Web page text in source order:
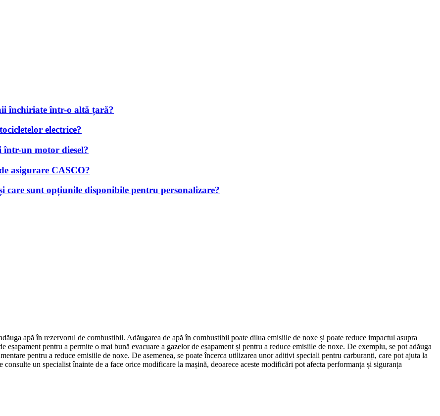
închiriate într-o altă țară?
electrice?
într-un motor diesel?
asigurare CASCO?
care sunt opțiunile disponibile pentru personalizare?
apă în rezervorul de combustibil. Adăugarea de apă în combustibil poate dilua emisiile de noxe și poate reduce impactul asupra
eșapament pentru a permite o mai bună evacuare a gazelor de eșapament și pentru a reduce emisiile de noxe. De exemplu, se pot adăuga
pentru a reduce emisiile de noxe. De asemenea, se poate încerca utilizarea unor aditivi speciali pentru carburanți, care pot ajuta la
consulte un specialist înainte de a face orice modificare la mașină, deoarece aceste modificări pot afecta performanța și siguranța